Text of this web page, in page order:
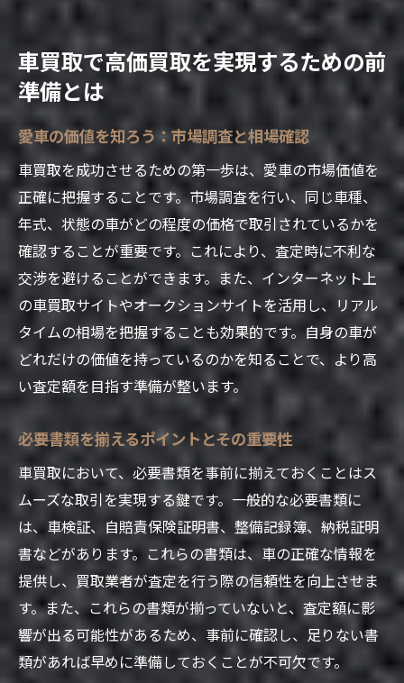
購入時の付属品を活用した価値向上術
査定日の選び方と注意点
車買取の査定額を上げるためのメンテナンス方
法
定期的なオイル交換とその効果
タイヤの状態チェックと交換時期の見極め
方
エンジンルームの清掃がもたらす査定への
影響
内装のメンテナンスで査定アップを狙う方
法
小さな傷や凹みを修正するコストパフォー
マンス
バッテリー交換のタイミングとその重要性
交渉術で差をつける車買取のポイントを解説
交渉前に知っておくべき基礎知識
売主の強みを活かしたアピール術
買取業者との信頼構築のコツ
交渉時に注意したい誤解を招く表現
査定額の根拠を明確にする技
最終合意に至るまでのステップと確認事項
車の状態を保つための秘訣とその重要性
日常点検の重要性と実践方法
車買取で高価買取を実現するための前
準備とは
愛車の価値を知ろう：市場調査と相場確認
車買取を成功させるための第一歩は、愛車の市場価値を
正確に把握することです。市場調査を行い、同じ車種、
年式、状態の車がどの程度の価格で取引されているかを
確認することが重要です。これにより、査定時に不利な
交渉を避けることができます。また、インターネット上
の車買取サイトやオークションサイトを活用し、リアル
タイムの相場を把握することも効果的です。自身の車が
どれだけの価値を持っているのかを知ることで、より高
い査定額を目指す準備が整います。
必要書類を揃えるポイントとその重要性
車買取において、必要書類を事前に揃えておくことはス
ムーズな取引を実現する鍵です。一般的な必要書類に
は、車検証、自賠責保険証明書、整備記録簿、納税証明
書などがあります。これらの書類は、車の正確な情報を
提供し、買取業者が査定を行う際の信頼性を向上させま
す。また、これらの書類が揃っていないと、査定額に影
響が出る可能性があるため、事前に確認し、足りない書
類があれば早めに準備しておくことが不可欠です。